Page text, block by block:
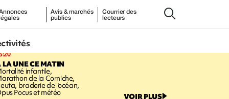
Avis & marchés
publics
Courrier des
lecteurs
LA UNE CE MATIN
infantile,
de la Corniche,
braderie de l'océan,
Pocus et météo VOIR PLUS